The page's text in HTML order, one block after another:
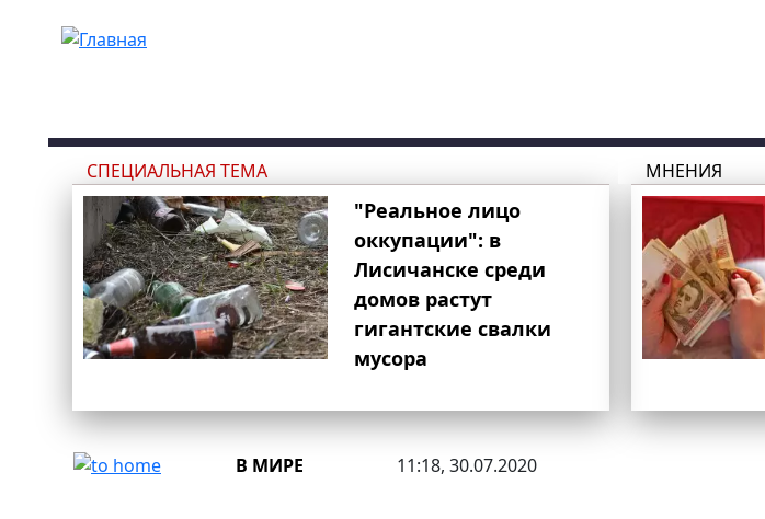
СПЕЦИАЛЬНАЯ ТЕМА
"Реальное лицо
оккупации": в
Лисичанске среди
домов растут
гигантские свалки
мусора
МНЕНИЯ
В МИРЕ 11:18, 30.07.2020